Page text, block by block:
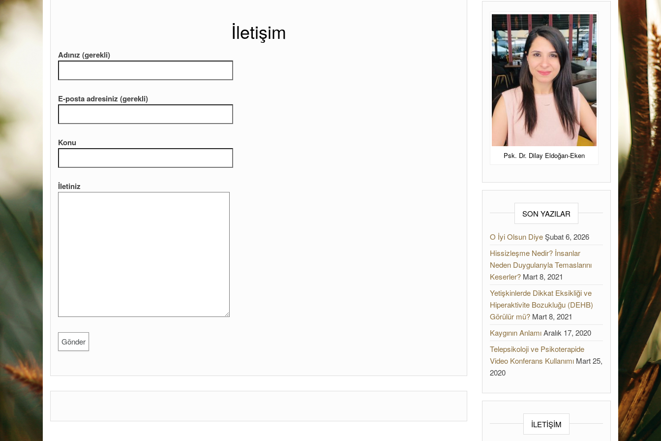
İletişim
Adınız (gerekli)
E-posta adresiniz (gerekli)
Konu
İletiniz
Ankara Psikolog
Psk Dr Dilay
Eldoğan Eken.
Psk. Dr. Dilay Eldoğan-Eken
SON YAZILAR
O İyi Olsun Diye Şubat 6, 2026
Hissizleşme Nedir? İnsanlar
Neden Duygularıyla Temaslarını
Keserler? Mart 8, 2021
Yetişkinlerde Dikkat Eksikliği ve
Hiperaktivite Bozukluğu (DEHB)
Görülür mü? Mart 8, 2021
Kaygının Anlamı Aralık 17, 2020
Telepsikoloji ve Psikoterapide
Video Konferans Kullanımı Mart 25,
2020
İLETİŞİM